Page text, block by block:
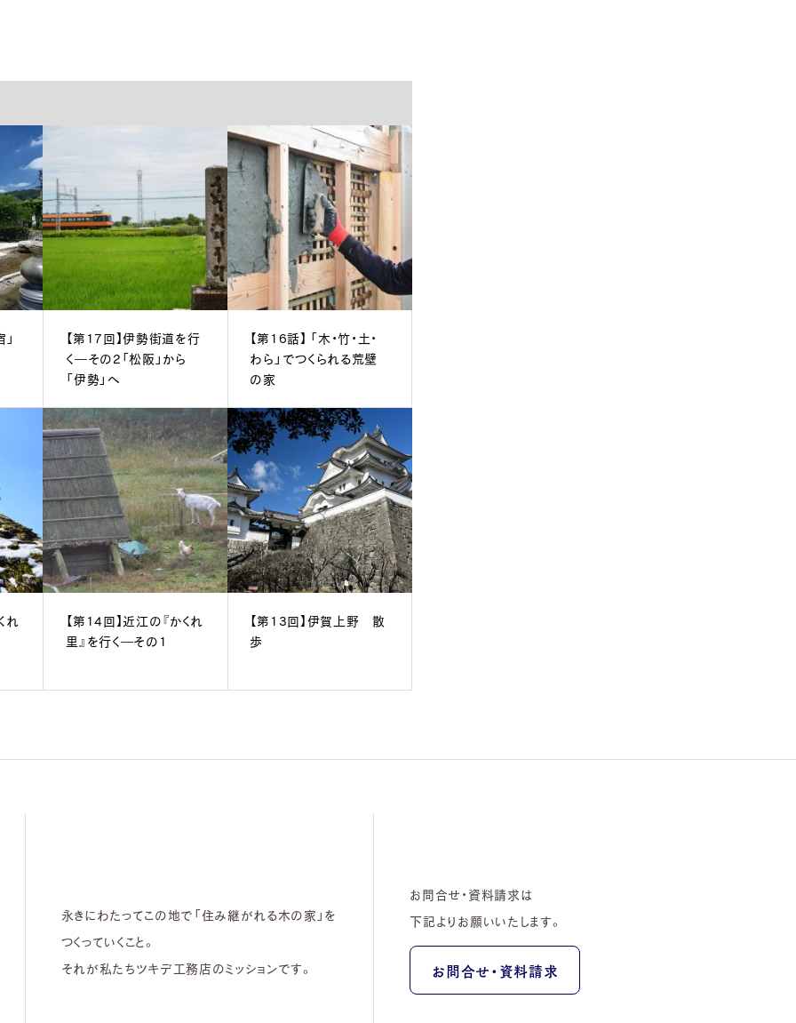
【第17回】伊勢街道を行
く―その2「松阪」から
「伊勢」へ
【第16話】 「木・竹・土・
わら」でつくられる荒壁
の家
れ
【第14回】近江の『かくれ
里』を行く―その1
【第13回】伊賀上野 散
歩
永きにわたってこの地で「住み継がれる木の家」を
つくっていくこと。
それが私たちツキデ工務店のミッションです。
お問合せ・資料請求は
下記よりお願いいたします。
お問合せ・資料請求